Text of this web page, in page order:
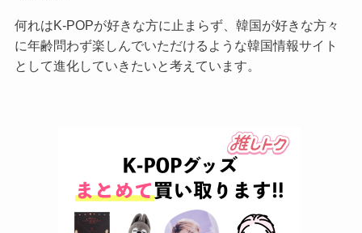
何れはK-POPが好きな方に止まらず、韓国が好きな方々
に年齢問わず楽しんでいただけるような韓国情報サイト
として進化していきたいと考えています。